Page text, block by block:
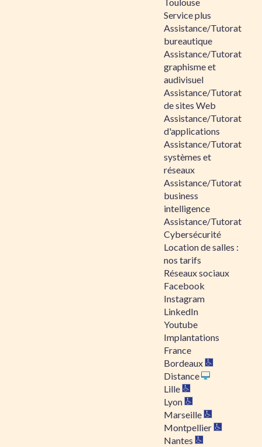
Service plus
Assistance/Tutorat
bureautique
Assistance/Tutorat
graphisme et
audivisuel
Assistance/Tutorat
de sites Web
Assistance/Tutorat
d'applications
Assistance/Tutorat
systèmes et
réseaux
Assistance/Tutorat
business
intelligence
Assistance/Tutorat
Cybersécurité
Location de salles :
nos tarifs
Réseaux sociaux
Facebook
Instagram
LinkedIn
Youtube
Implantations
France
Bordeaux
Distance
Lille
Lyon
Marseille
Montpellier
Nantes